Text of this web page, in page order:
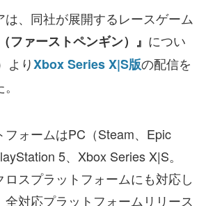
は？
、同社が展開するレースゲーム
ファーストペンギン）』 につい
よりXbox Series X|S版の配信を
ォームはPC（Steam、Epic
5、Xbox Series X|S。
スプラットフォームにも対応し
対応プラットフォームリリース